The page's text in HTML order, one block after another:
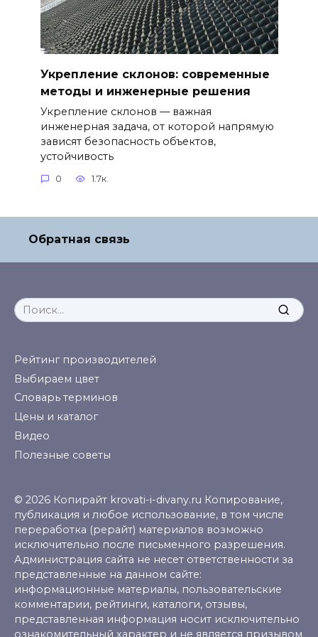
Укрепление склонов: современные
методы и инженерные решения
Укрепление склонов — важная
инженерная задача, от которой напрямую
зависят безопасность объектов,
устойчивость
0 1.7к.
Обратная связь
Search
for:
Рейтинг производителей
Выбираем цвет
Словарь терминов
Цены и каталог
Видео
Полезные советы
© 2026 Копирайт krovati-i-divany.ru Копирование,
публикация и любое использование, в том числе
переработка (рерайт) материалов возможно
исключительно после письменного разрешения.
Администрация сайта не несет ответственности за
представленные на данном сайте:
информационные материалы, пользовательские
комментарии, рейтинги, каталоги, отзывы,
представленная информация носит исключительно